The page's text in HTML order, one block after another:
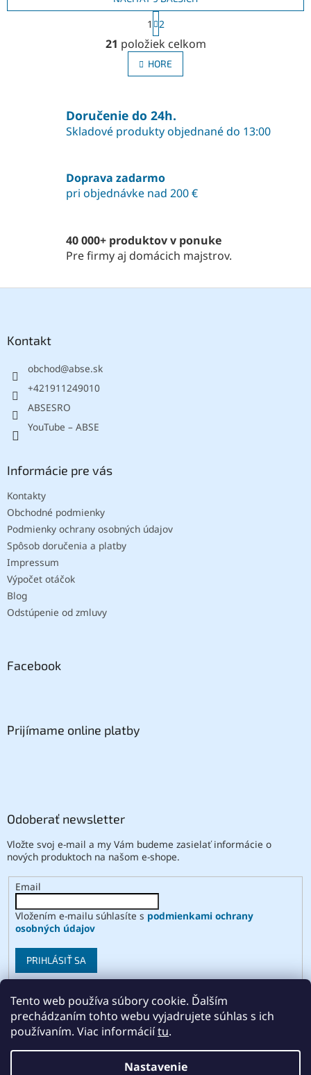
Tento web používa súbory cookie. Ďalším
prechádzaním tohto webu vyjadrujete súhlas s ich
používaním. Viac informáciítu.
Nastavenie
O
v
l
á
c
i
e
v
k
ý
p
i
u
S
t
r
á
n
k
a
n
i
1 2
21 položiek celkom
HORE
Doručenie do 24h.
Skladové produkty objednané do 13:00
Doprava zadarmo
pri objednávke nad 200 €
40 000+ produktov v ponuke
Pre firmy aj domácich majstrov.
Kontakt
obchod@abse.sk
+421911249010
ABSESRO
YouTube – ABSE
Informácie pre vás
Kontakty
Obchodné podmienky
Podmienky ochrany osobných údajov
Spôsob doručenia a platby
Impressum
Výpočet otáčok
Blog
Odstúpenie od zmluvy
Facebook
Prijímame online platby
Odoberať newsletter
Vložte svoj e-mail a my Vám budeme zasielať informácie o
nových produktoch na našom e-shope.
Email
Vložením e-mailu súhlasíte s podmienkami ochrany
osobných údajov
PRIHLÁSIŤ SA
Vytvoril Shoptet
ABSE. Všetky práva vyhradené.